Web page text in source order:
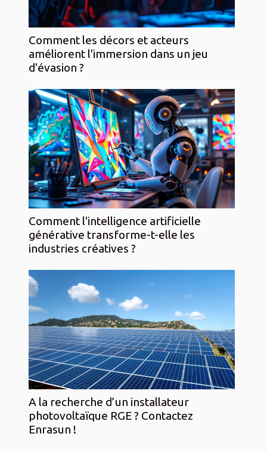
Comment les décors et acteurs
améliorent l'immersion dans un jeu
d'évasion ?
Comment l'intelligence artificielle
générative transforme-t-elle les
industries créatives ?
A la recherche d’un installateur
photovoltaïque RGE ? Contactez
Enrasun !